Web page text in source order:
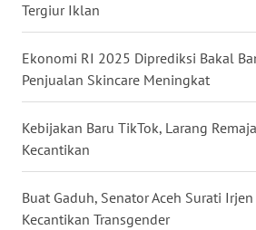
Tergiur Iklan
Ekonomi RI 2025 Diprediksi Bakal
Penjualan Skincare Meningkat
Kebijakan Baru TikTok, Larang
Kecantikan
Buat Gaduh, Senator Aceh Surati
Kecantikan Transgender
LESUNG
WN
KARO
WN
SIMALUNGUN
WN
LABUHANBATU